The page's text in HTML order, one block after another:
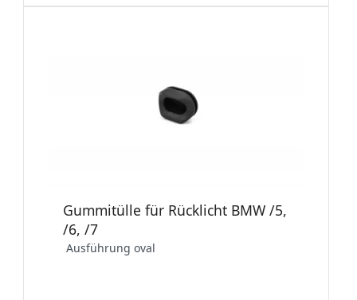
Gummitülle für Rücklicht BMW /5,
/6, /7
Ausführung oval